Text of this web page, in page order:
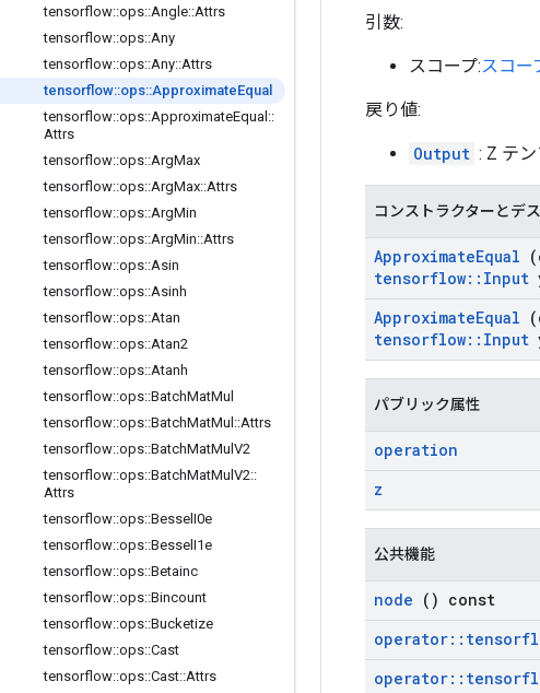
tensorflow::ops::Angle::Attrs
tensorflow::ops::Any
tensorflow::ops::Any::Attrs
tensorflow::ops::ApproximateEqual
tensorflow::ops::ApproximateEqual ::
Attrs
tensorflow::ops::ArgMax
tensorflow::ops::ArgMax::Attrs
tensorflow::ops::ArgMin
tensorflow::ops::ArgMin::Attrs
tensorflow::ops::Asin
tensorflow::ops::Asinh
tensorflow::ops::Atan
tensorflow::ops::Atan2
tensorflow::ops::Atanh
tensorflow::ops::BatchMatMul
tensorflow::ops::BatchMatMul ::Attrs
tensorflow::ops::BatchMatMul V2
tensorflow::ops::BatchMatMul V2::
Attrs
tensorflow::ops::Bessel I0e
tensorflow::ops::Bessel I1e
tensorflow::ops::Betainc
tensorflow::ops::Bincount
tensorflow::ops::Bucketize
tensorflow::ops::Cast
tensorflow::ops::Cast::Attrs
引数:
スコープ:スコー
戻り値:
Output : Z テン
コンストラクターとデ
ApproximateEqual
tensorflow:: Input
ApproximateEqual
tensorflow:: Input
パブリック属性
operation
z
公共機能
node () const
operator::
operator::